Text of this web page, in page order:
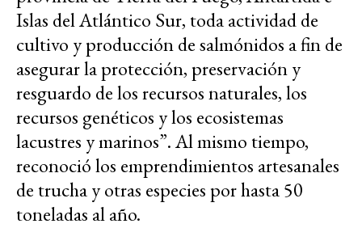
Islas del Atlántico Sur, toda actividad de
cultivo y producción de salmónidos a fin de
asegurar la protección, preservación y
resguardo de los recursos naturales, los
recursos genéticos y los ecosistemas
lacustres y marinos”. Al mismo tiempo,
reconoció los emprendimientos artesanales
de trucha y otras especies por hasta 50
toneladas al año.